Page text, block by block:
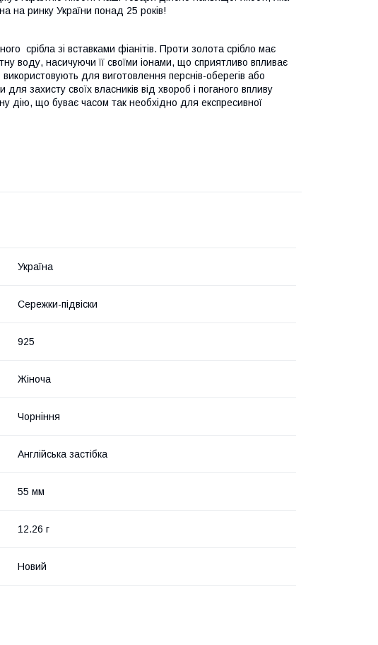
на ринку України понад 25 років!
срібла зі вставками фіанітів. Проти золота срібло має
воду, насичуючи її своїми іонами, що сприятливо впливає
для виготовлення перснів-оберегів або
захисту своїх власників від хвороб і поганого впливу
дію, що буває часом так необхідно для експресивної
Україна
Сережки-підвіски
925
Жіноча
Чорніння
Англійська застібка
55 мм
12.26 г
Новий